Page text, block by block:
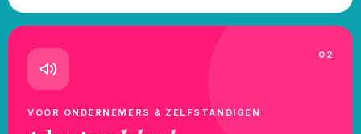
02
VOOR ONDERNEMERS & ZELFSTANDIGEN